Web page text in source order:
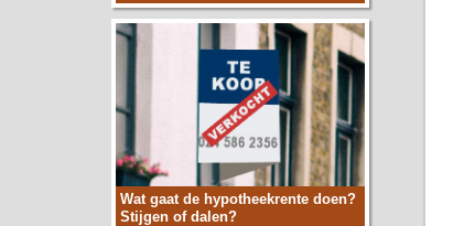
Wat gaat de hypotheekrente doen?
Stijgen of dalen?